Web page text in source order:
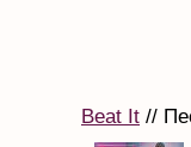
Beat It //